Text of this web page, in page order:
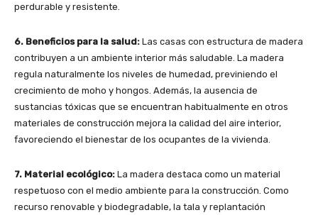
perdurable y resistente.
6. Beneficios para la salud: Las casas con estructura de madera
contribuyen a un ambiente interior más saludable. La madera
regula naturalmente los niveles de humedad, previniendo el
crecimiento de moho y hongos. Además, la ausencia de
sustancias tóxicas que se encuentran habitualmente en otros
materiales de construcción mejora la calidad del aire interior,
favoreciendo el bienestar de los ocupantes de la vivienda.
7. Material ecológico: La madera destaca como un material
respetuoso con el medio ambiente para la construcción. Como
recurso renovable y biodegradable, la tala y replantación